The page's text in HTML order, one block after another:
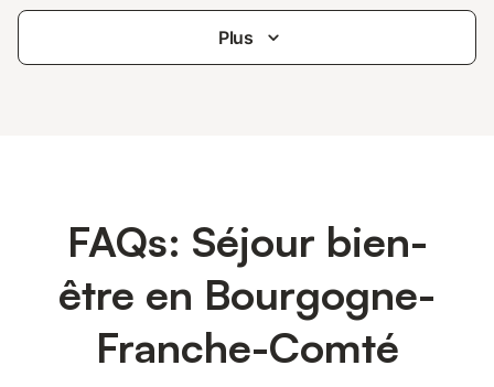
Plus
FAQs: Séjour bien-
être en Bourgogne-
Franche-Comté